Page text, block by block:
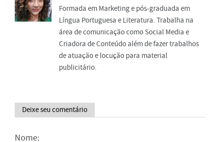
Formada em Marketing e pós-graduada em
Língua Portuguesa e Literatura. Trabalha na
área de comunicação como Social Media e
Criadora de Conteúdo além de fazer trabalhos
de atuação e locução para material
publicitário.
Deixe seu comentário
Nome: